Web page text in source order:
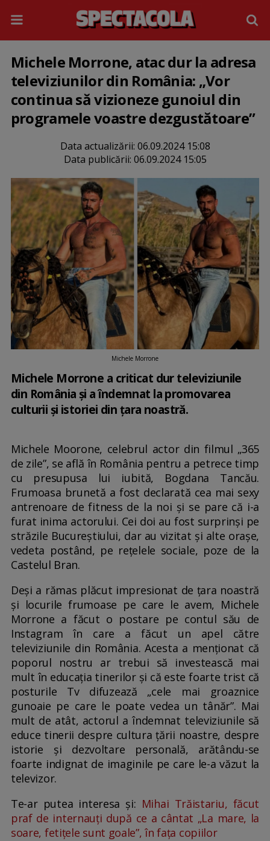
Michele Morrone, atac dur la adresa
televiziunilor din România: „Vor
continua să vizioneze gunoiul din
programele voastre dezgustătoare”
Data actualizării: 06.09.2024 15:08
Data publicării: 06.09.2024 15:05
Michele Morrone
Michele Morrone a criticat dur televiziunile
din România și a îndemnat la promovarea
culturii și istoriei din țara noastră.
Michele Moorone, celebrul actor din filmul „365
de zile”, se află în România pentru a petrece timp
cu presupusa lui iubită, Bogdana Tancău.
Frumoasa brunetă a fost declarată cea mai sexy
antrenoare de fitness de la noi și se pare că i-a
furat inima actorului. Cei doi au fost surprinși pe
străzile Bucureștiului, dar au vizitat și alte orașe,
vedeta postând, pe rețelele sociale, poze de la
Castelul Bran.
Deși a rămas plăcut impresionat de țara noastră
și locurile frumoase pe care le avem, Michele
Morrone a făcut o postare pe contul său de
Instagram în care a făcut un apel către
televiziunile din România. Acesta a menționat că
poporul nostru ar trebui să investească mai
mult în educația tinerilor și că este foarte trist că
posturile Tv difuzează „cele mai groaznice
gunoaie pe care le poate vedea un tânăr”. Mai
mult de atât, actorul a îndemnat televiziunile să
educe tinerii despre cultura țării noastre, despre
istorie și dezvoltare personală, arătându-se
foarte indignat de imaginile pe care le-a văzut la
televizor.
Te-ar putea interesa și: Mihai Trăistariu, făcut
praf de internauți după ce a cântat „La mare, la
soare, fetițele sunt goale”, în fața copiilor